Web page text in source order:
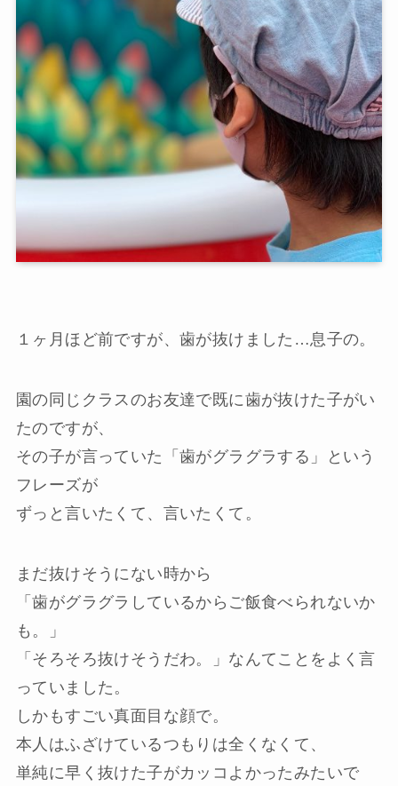
１ヶ月ほど前ですが、歯が抜けました…息子の。
園の同じクラスのお友達で既に歯が抜けた子がい
たのですが、
その子が言っていた「歯がグラグラする」という
フレーズが
ずっと言いたくて、言いたくて。
まだ抜けそうにない時から
「歯がグラグラしているからご飯食べられないか
も。」
「そろそろ抜けそうだわ。」なんてことをよく言
っていました。
しかもすごい真面目な顔で。
本人はふざけているつもりは全くなくて、
単純に早く抜けた子がカッコよかったみたいで